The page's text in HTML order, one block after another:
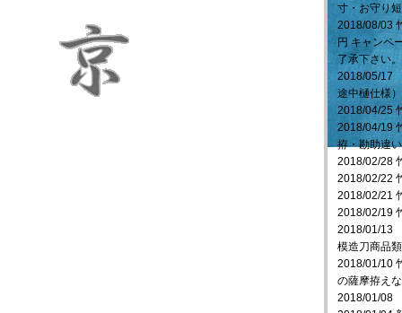
寸・お守り
2018/08/03
円 キャンペ
了承下さい
2018/05/17
途中樋仕様
2018/04/25
2018/04/19
拵・勘助違
2018/02/28
2018/02/22
2018/02/21
2018/02/19
2018/01/13
模造刀商品
2018/01/10
の薩摩拵え
2018/01/08